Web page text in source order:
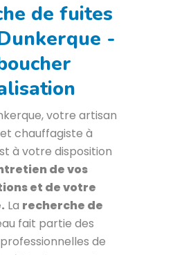
de fuites
-
votre artisan
chauffagiste à
à votre disposition
de vos
et de votre
La recherche de
fait partie des
de